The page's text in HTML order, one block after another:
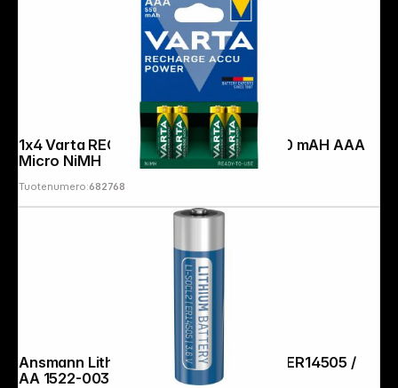
1x4 Varta RECHARGE ACCU Power 550 mAH AAA
Micro NiMH
Tuotenumero:682768
Ansmann Lithium-Thionylchlorid 3,6V ER14505 /
AA 1522-0036-1